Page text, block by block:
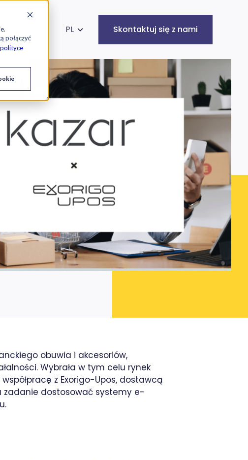
połączyć
polityce
Infrastruktura
IT
Cyberbezpieczeństwo
Szukaj na stronie
PL Skontaktuj się z nami
obuwia i akcesoriów,
Wybrała w tym celu rynek
z Exorigo-Upos, dostawcą
zadanie dostosować systemy e-